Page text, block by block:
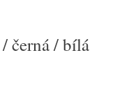
černá / bílá